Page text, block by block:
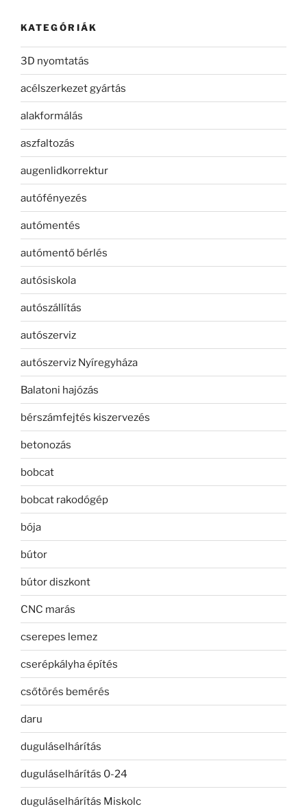
KATEGÓRIÁK
3D nyomtatás
acélszerkezet gyártás
alakformálás
aszfaltozás
augenlidkorrektur
autófényezés
autómentés
autómentő bérlés
autósiskola
autószállítás
autószerviz
autószerviz Nyíregyháza
Balatoni hajózás
bérszámfejtés kiszervezés
betonozás
bobcat
bobcat rakodógép
bója
bútor
bútor diszkont
CNC marás
cserepes lemez
cserépkályha építés
csőtörés bemérés
daru
duguláselhárítás
duguláselhárítás 0-24
duguláselhárítás Miskolc